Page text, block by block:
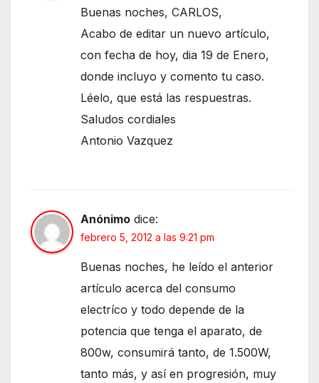
Buenas noches, CARLOS,
Acabo de editar un nuevo artículo,
con fecha de hoy, dia 19 de Enero,
donde incluyo y comento tu caso.
Léelo, que está las respuestras.
Saludos cordiales
Antonio Vazquez
Anónimo dice:
febrero 5, 2012 a las 9:21 pm
Buenas noches, he leído el anterior
artículo acerca del consumo
electríco y todo depende de la
potencia que tenga el aparato, de
800w, consumirá tanto, de 1.500W,
tanto más, y así en progresión, muy